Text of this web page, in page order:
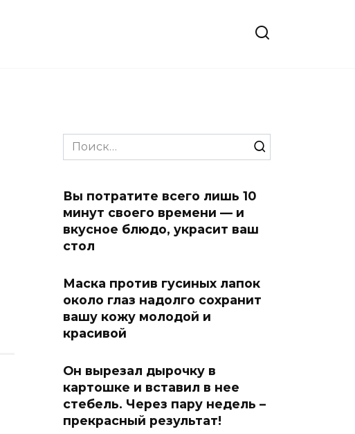
Search
for:
Вы потратите всего лишь 10
минут своего времени — и
вкусное блюдо, украсит ваш
стол
Маска против гусиных лапок
около глаз надолго сохранит
вашу кожу молодой и
красивой
Он вырезал дырочку в
картошке и вставил в нее
стебель. Через пару недель –
прекрасный результат!